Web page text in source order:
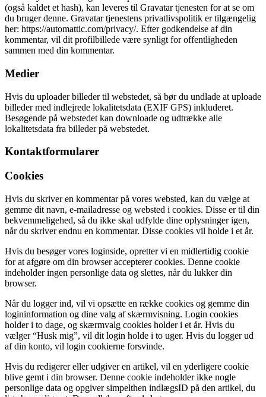
(også kaldet et hash), kan leveres til Gravatar tjenesten for at se om
du bruger denne. Gravatar tjenestens privatlivspolitik er tilgængelig
her: https://automattic.com/privacy/. Efter godkendelse af din
kommentar, vil dit profilbillede være synligt for offentligheden
sammen med din kommentar.
Medier
Hvis du uploader billeder til webstedet, så bør du undlade at uploade
billeder med indlejrede lokalitetsdata (EXIF GPS) inkluderet.
Besøgende på webstedet kan downloade og udtrække alle
lokalitetsdata fra billeder på webstedet.
Kontaktformularer
Cookies
Hvis du skriver en kommentar på vores websted, kan du vælge at
gemme dit navn, e-mailadresse og websted i cookies. Disse er til din
bekvemmeligehed, så du ikke skal udfylde dine oplysninger igen,
når du skriver endnu en kommentar. Disse cookies vil holde i et år.
Hvis du besøger vores loginside, opretter vi en midlertidig cookie
for at afgøre om din browser accepterer cookies. Denne cookie
indeholder ingen personlige data og slettes, når du lukker din
browser.
Når du logger ind, vil vi opsætte en række cookies og gemme din
logininformation og dine valg af skærmvisning. Login cookies
holder i to dage, og skærmvalg cookies holder i et år. Hvis du
vælger “Husk mig”, vil dit login holde i to uger. Hvis du logger ud
af din konto, vil login cookierne forsvinde.
Hvis du redigerer eller udgiver en artikel, vil en yderligere cookie
blive gemt i din browser. Denne cookie indeholder ikke nogle
personlige data og opgiver simpelthen indlægsID på den artikel, du